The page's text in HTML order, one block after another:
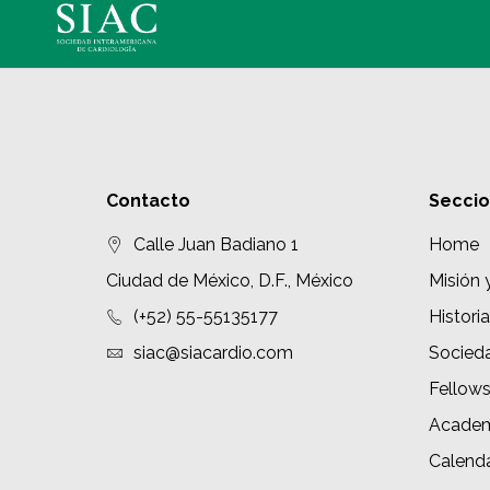
Contacto
Calle Juan Badiano 1
Ciudad de México, D.F., México
(+52) 55-55135177
siac@siacardio.com
Home
Misión
Historia
Fellows